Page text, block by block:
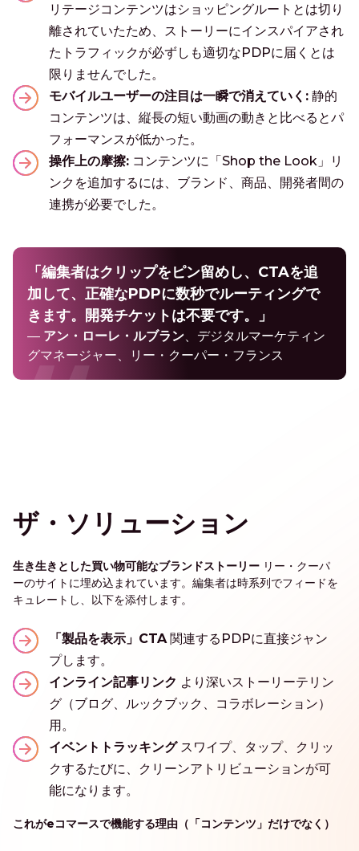
リテージコンテンツはショッピングルートとは切り
離されていたため、ストーリーにインスパイアされ
たトラフィックが必ずしも適切なPDPに届くとは
限りませんでした。
モバイルユーザーの注目は一瞬で消えていく: 静的
コンテンツは、縦長の短い動画の動きと比べるとパ
フォーマンスが低かった。
操作上の摩擦: コンテンツに「Shop the Look」リ
ンクを追加するには、ブランド、商品、開発者間の
連携が必要でした。
「編集者はクリップをピン留めし、CTAを追
加して、正確なPDPに数秒でルーティングで
きます。開発チケットは不要です。」
— アン・ローレ・ルブラン 、デジタルマーケティン
グマネージャー、リー・クーパー・フランス
ザ・ソリューション
生き生きとした買い物可能なブランドストーリー リー・クーパ
ーのサイトに埋め込まれています。編集者は時系列でフィードを
キュレートし、以下を添付します。
「製品を表示」CTA 関連するPDPに直接ジャン
プします。
インライン記事リンク より深いストーリーテリン
グ（ブログ、ルックブック、コラボレーション）
用。
イベントトラッキングスワイプ、タップ、クリッ
クするたびに、クリーンアトリビューションが可
能になります。
これがeコマースで機能する理由（「コンテンツ」だけでなく）